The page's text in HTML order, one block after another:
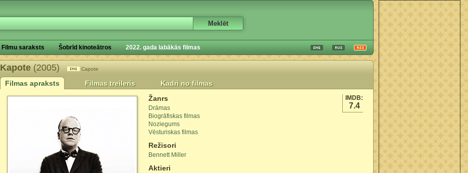
Filmu saraksts Šobrīd kinoteātros 2022. gada labākās filmas
Kapote (2005) Capote
Filmas apraksts Filmas treileris Kadri no filmas
IMDB:
7.4
Žanrs
Drāmas
Biogrāfiskas filmas
Noziegums
Vēsturiskas filmas
Režisori
Bennett Miller
Aktieri